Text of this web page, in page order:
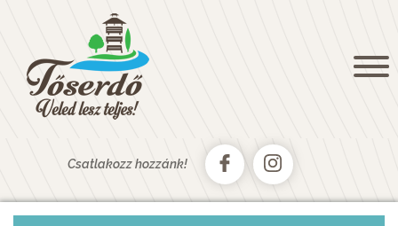
NYITÓOLDAL
KÖSZÖNTŐ
HÍREK, AKTUALITÁSOK
GALÉRIA
Csatlakozz hozzánk!